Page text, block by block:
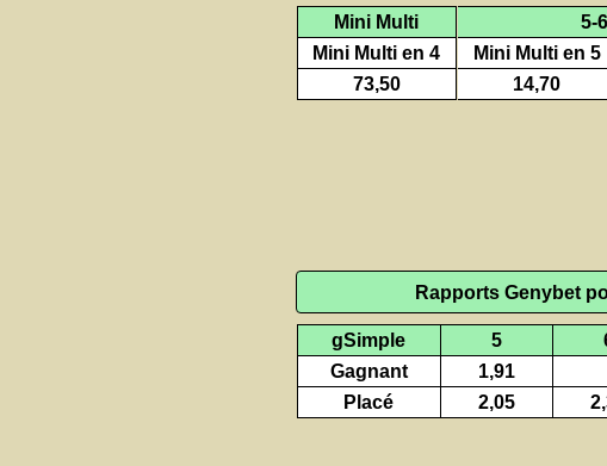
Mini Multi
5-
Mini Multi en 4
Mini Multi en 5
73,50
14,70
Rapports Genybet
gSimple 5
Gagnant
1,91
Placé
2,05